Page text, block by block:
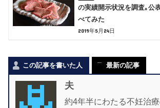
の実績開示状況を調査｡公
べてみた
2019年5月24日
この記事を書いた人 最新の記事
夫
約4年半にわたる不妊治